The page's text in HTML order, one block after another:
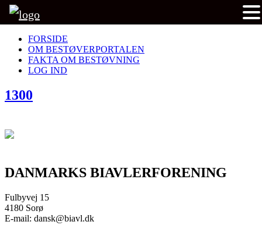
FORSIDE
OM BESTØVERPORTALEN
FAKTA OM BESTØVNING
LOG IND
1300
DANMARKS BIAVLERFORENING
Fulbyvej 15
4180 Sorø
E-mail: dansk@biavl.dk